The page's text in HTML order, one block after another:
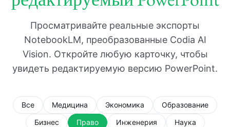
Просматривайте реальные экспорты
NotebookLM, преобразованные Codia AI
Vision. Откройте любую карточку, чтобы
увидеть редактируемую версию PowerPoint.
Все Медицина Экономика
Образование
Бизнес
Право Инженерия
Наука